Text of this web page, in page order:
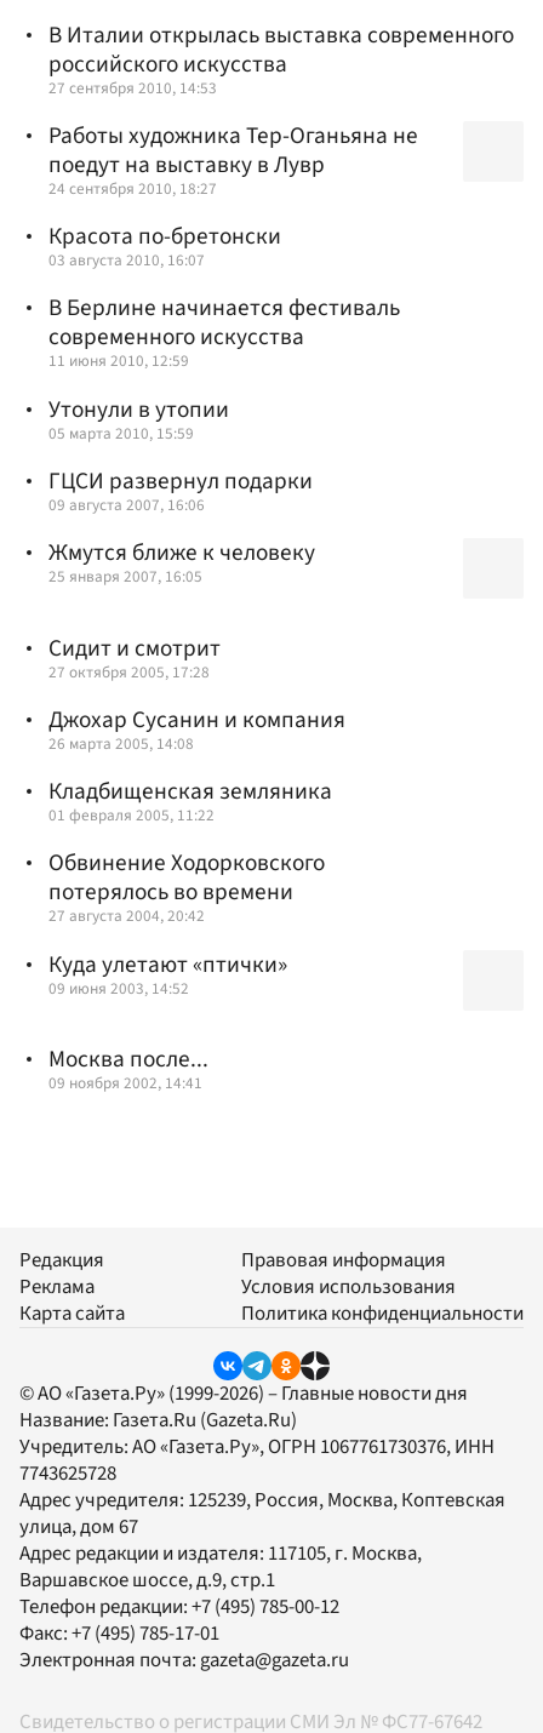
В Италии открылась выставка современного
российского искусства
27 сентября 2010, 14:53
Работы художника Тер-Оганьяна не
поедут на выставку в Лувр
24 сентября 2010, 18:27
Красота по-бретонски
03 августа 2010, 16:07
В Берлине начинается фестиваль
современного искусства
11 июня 2010, 12:59
Утонули в утопии
05 марта 2010, 15:59
ГЦСИ развернул подарки
09 августа 2007, 16:06
Жмутся ближе к человеку
25 января 2007, 16:05
Сидит и смотрит
27 октября 2005, 17:28
Джохар Сусанин и компания
26 марта 2005, 14:08
Кладбищенская земляника
01 февраля 2005, 11:22
Обвинение Ходорковского
потерялось во времени
27 августа 2004, 20:42
Куда улетают «птички»
09 июня 2003, 14:52
Москва после...
09 ноября 2002, 14:41
Редакция
Реклама
Карта сайта
Правовая информация
Условия использования
Политика конфиденциальности
© АО «Газета.Ру» (1999-2026) – Главные новости дня
Название: Газета.Ru (Gazeta.Ru)
Учредитель:АО «Газета.Ру», ОГРН 1067761730376, ИНН
7743625728
Адрес учредителя: 125239, Россия, Москва, Коптевская
улица, дом 67
Адрес редакции и издателя: 117105, г. Москва,
Варшавское шоссе, д.9, стр.1
Телефон редакции:+7 (495) 785-00-12
Факс:+7 (495) 785-17-01
Электронная почта:gazeta@gazeta.ru
Свидетельство о регистрации СМИ Эл № ФС77-67642